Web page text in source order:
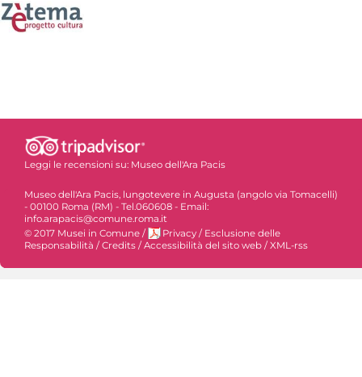
Leggi le recensioni su: Museo dell'Ara Pacis
Museo dell'Ara Pacis, lungotevere in Augusta (angolo via Tomacelli)
- 00100 Roma (RM) - Tel.060608 - Email:
info.arapacis@comune.roma.it
© 2017 Musei in Comune / Privacy / Esclusione delle
Responsabilità /Credits /Accessibilità del sito web /XML-rss